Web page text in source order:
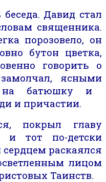
беседа. Давид стал
священника.
порозовело, он
бутон цветка,
говорить о
ясными
на батюшку и
и причастии.
покрыл главу
и тот по-детски
раскаялся
лицом
Таинств.